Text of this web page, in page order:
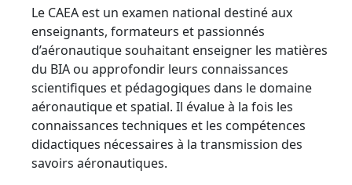
Le CAEA est un examen national destiné aux
enseignants, formateurs et passionnés
d’aéronautique souhaitant enseigner les matières
du BIA ou approfondir leurs connaissances
scientifiques et pédagogiques dans le domaine
aéronautique et spatial. Il évalue à la fois les
connaissances techniques et les compétences
didactiques nécessaires à la transmission des
savoirs aéronautiques.